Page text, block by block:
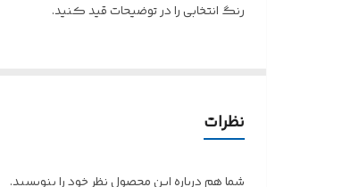
رنگ انتخابی را در توضیحات قید کنید.
نظرات
شما هم درباره این محصول نظر خود را بنویسید.